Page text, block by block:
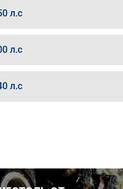
л.с
л.с
л.с